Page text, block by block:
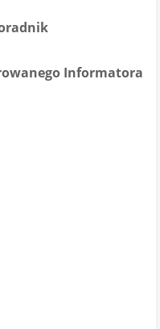
Informatora